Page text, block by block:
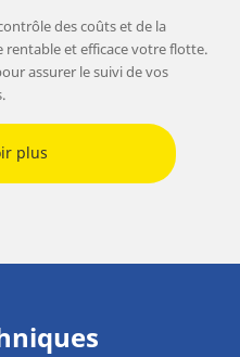
des coûts et de la
et efficace votre flotte.
assurer le suivi de vos
plus